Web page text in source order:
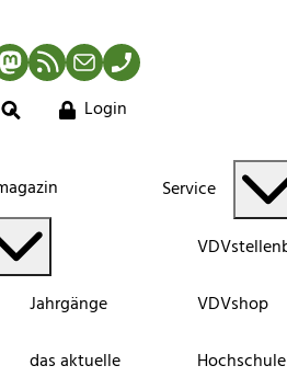
MastodonRSS-Newsfeed
MailTelefon
Login
Jahrgänge
das aktuelle
Service
VDVshop